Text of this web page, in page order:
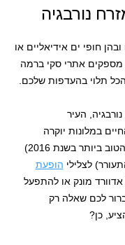
נורבגיה
חופי ים אידיאליים או
מספקים אתרי סקי ברמה
הכל תלוי בהעדפות שלכם.
נורבגיה, העיר
במלונות יוקרה
(שנבחר למלון הטוב ביותר בשנת 2016)
לצלילי הופעת
מונק או להתפעל
לכם שאלה רק
כן?